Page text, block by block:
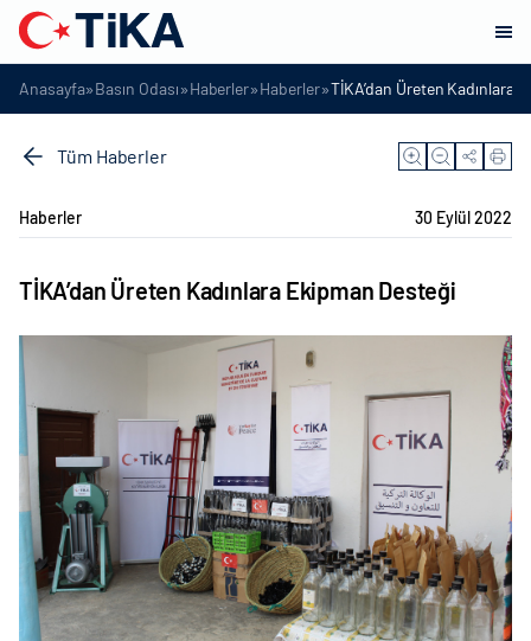
Anasayfa»Basın Odası»Haberler»Haberler»TİKA’dan Üreten Kadınlara
Tüm Haberler
Haberler 30 Eylül 2022
TİKA’dan Üreten Kadınlara Ekipman Desteği